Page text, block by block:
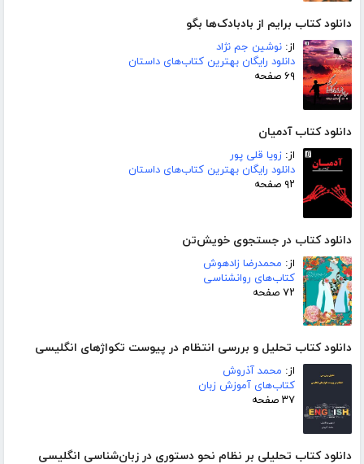
دانلود کتاب برایم از بادبادک‌ها بگو
از: نوشین جم نژاد
دانلود رایگان بهترین کتاب‌های داستان
۶۹ صفحه
دانلود کتاب آدمیان
از: زویا قلی پور
دانلود رایگان بهترین کتاب‌های داستان
۹۲ صفحه
دانلود کتاب در جستجوی خویش‌تن
از: محمدرضا زادهوش
کتاب‌های روانشناسی
۷۲ صفحه
دانلود کتاب تحلیل و بررسی انتظام در پیوست تکواژهای انگلیسی
از: محمد آذروش
کتاب‌های آموزش زبان
۳۷ صفحه
دانلود کتاب تحلیلی بر نظام نحو دستوری در زبان‌شناسی انگلیسی